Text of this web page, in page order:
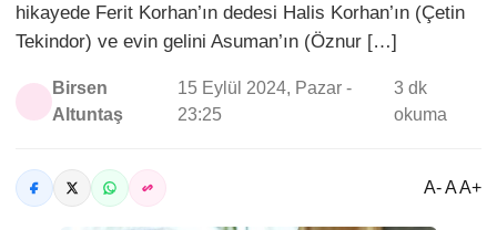
hikayede Ferit Korhan’ın dedesi Halis Korhan’ın (Çetin
Tekindor) ve evin gelini Asuman’ın (Öznur […]
Birsen
Altuntaş
15 Eylül 2024, Pazar -
23:25
3 dk
okuma
A- A A+